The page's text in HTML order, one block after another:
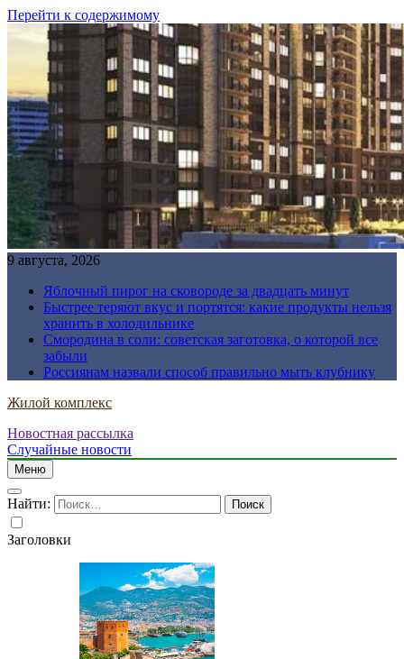
Перейти к содержимому
9 августа, 2026
Яблочный пирог на сковороде за двадцать минут
Быстрее теряют вкус и портятся: какие продукты нельзя
хранить в холодильнике
Смородина в соли: советская заготовка, о которой все
забыли
Россиянам назвали способ правильно мыть клубнику
Жилой комплекс
Новостная рассылка
Случайные новости
Меню
Найти:
Заголовки